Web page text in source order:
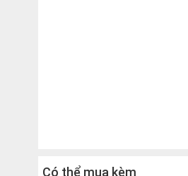
Có thể mua kèm